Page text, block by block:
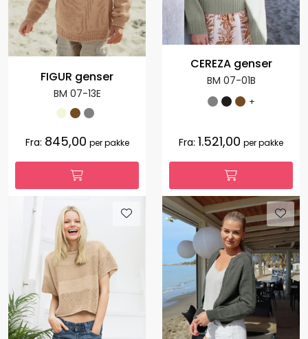
FIGUR genser
BM 07-13E
Fra: 845,00 per pakke
CEREZA genser
BM 07-01B
+
Fra: 1.521,00 per pakke